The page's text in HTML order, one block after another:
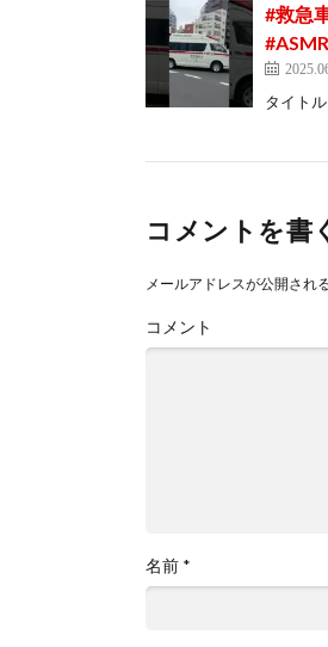
#救急
タイト
コメントを書
メールアドレスが公開され
コメント
名前 *